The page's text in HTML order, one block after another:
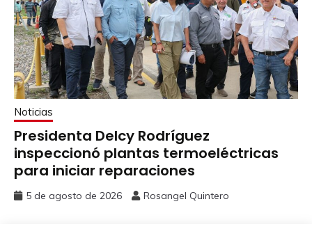
Noticias
Presidenta Delcy Rodríguez
inspeccionó plantas termoeléctricas
para iniciar reparaciones
5 de agosto de 2026 Rosangel Quintero